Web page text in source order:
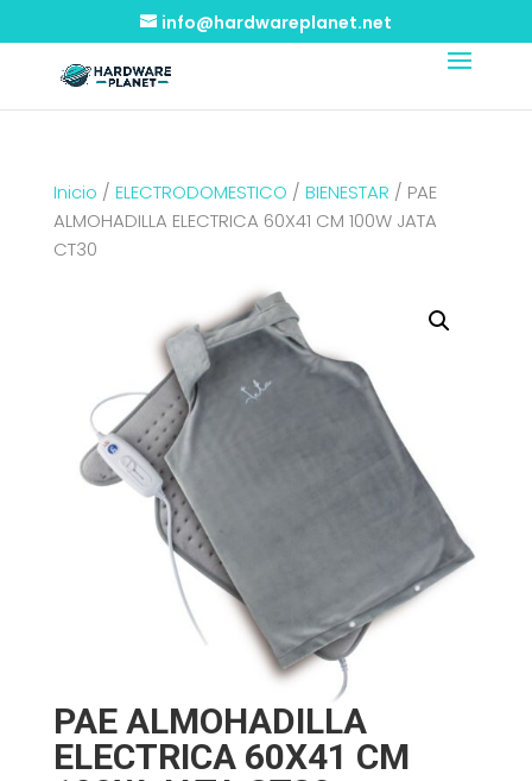
info@hardwareplanet.net
Inicio / ELECTRODOMESTICO / BIENESTAR / PAE
ALMOHADILLA ELECTRICA 60X41 CM 100W JATA
CT30
PAE ALMOHADILLA
ELECTRICA 60X41 CM